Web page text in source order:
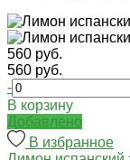
560 руб.
560 руб.
-
В корзину
Добавлено
В избранное